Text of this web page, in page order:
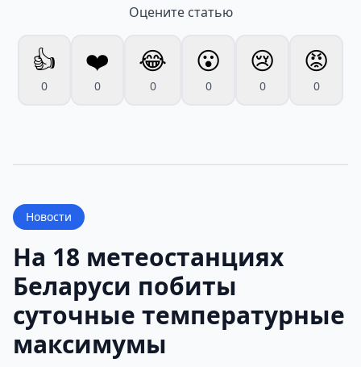
Оцените статью
👍
0
❤️
0
😂
0
😮
0
😢
0
😡
0
Новости
На 18 метеостанциях
Беларуси побиты
суточные температурные
максимумы